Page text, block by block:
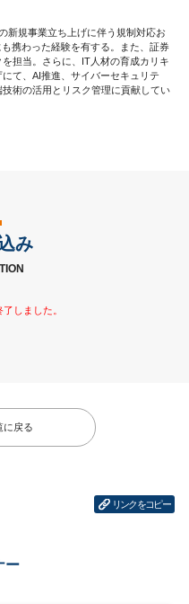
新規事業立ち上げに伴う規制対応お
携わった経験を有する。また、証券
担当。さらに、IT人材の育成カリキ
て、AI推進、サイバーセキュリテ
術の活用とリスク管理に貢献してい
み
に戻る
リンクをコピー
ー